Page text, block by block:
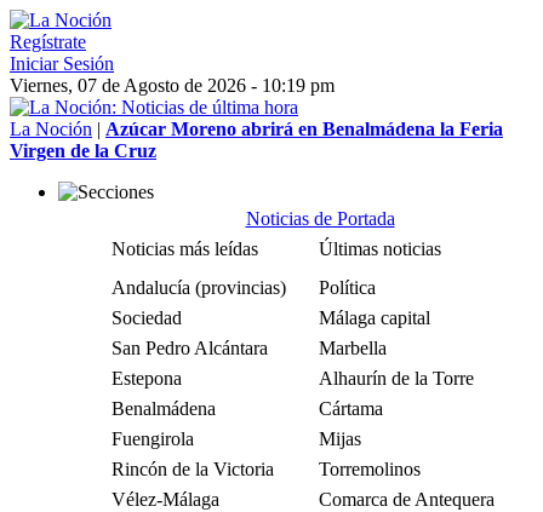
Regístrate
Iniciar Sesión
Viernes, 07 de Agosto de 2026 - 10:19 pm
La Noción | Azúcar Moreno abrirá en Benalmádena la Feria
Virgen de la Cruz
Noticias de Portada
Noticias más leídas
Últimas noticias
Andalucía (provincias)
Política
Sociedad
Málaga capital
San Pedro Alcántara
Marbella
Estepona
Alhaurín de la Torre
Benalmádena
Cártama
Fuengirola
Mijas
Rincón de la Victoria
Torremolinos
Vélez-Málaga
Comarca de Antequera